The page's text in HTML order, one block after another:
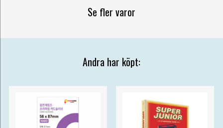
Se fler varor
Andra har köpt: